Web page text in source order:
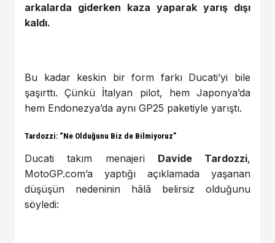
arkalarda giderken kaza yaparak yarış dışı
kaldı.
Bu kadar keskin bir form farkı Ducati’yi bile
şaşırttı. Çünkü İtalyan pilot, hem Japonya’da
hem Endonezya’da aynı GP25 paketiyle yarıştı.
Tardozzi: “Ne Olduğunu Biz de Bilmiyoruz”
Ducati takım menajeri Davide Tardozzi,
MotoGP.com’a yaptığı açıklamada yaşanan
düşüşün nedeninin hâlâ belirsiz olduğunu
söyledi: